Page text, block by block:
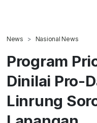
News Nasional News
Program
Dinilai Pro-
Linrung